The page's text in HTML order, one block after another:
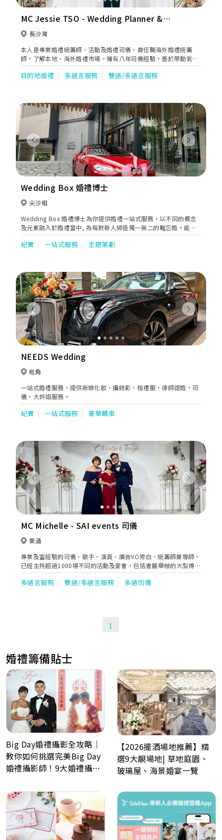
MC Jessie TSO - Wedding Planner &
MC長沙灣
本人是專業婚禮統籌師、活動及婚禮司儀，曾任職海外婚禮統籌
師，了解本地、海外婚禮市場。擁有八年司儀經驗，善於帶動氣氛
及時間控制，讓新人、賓客可以盡情享受大日子！
目的地婚禮 多語言服務 雙語/多語言服務
Previous Next
Wedding Box 婚禮博士
尖沙咀
Wedding Box 婚禮博士為你提供婚禮一站式服務，以不同的概念
及元素融入於婚禮當中, 為每對新人締造獨一無二的難忘婚。能使
新人盡情享受 婚宴過程，賓客 “盛興而來、盡興而歸” 更是我們
的服務宗旨。而充滿熱誠的專業團隊，定能為每對新人送上細緻、
紀實 一站式服務 主題策劃
Previous Next
NEEDS Wedding
旺角
一站式婚禮服務，提供新娘化妝，攝錄影，租禮服，律師證婚，司
儀，大妗姐服務。
紀實 一站式服務 豪華轎車
Previous Next
MC Michelle - SAI events 司儀
葵涌
專業及富經驗的司儀、歌手、演員、廣告VO旁白、統籌師兼導師，
已經主持超過1000場不同的活動及宴會，包括會展舉辦的大型博覽
活動、產品發佈會、商場活動、醫療講座、婚宴、週年晚宴、親子
活動、嘉年華會、頒獎典禮、歌唱比賽、Blogger活動、慈善表
多語言服務 雙語/多語言服務 多語司儀
1
婚禮籌備貼士
Big Day婚禮攝影全攻略｜
教你如何挑選完美Big Day
婚禮攝影師！9大婚禮攝影
【2026擺酒場地推薦】精
選9大靚場地| 草地庭園、
玻璃屋、海景婚宴一覽